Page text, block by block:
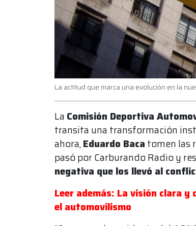
La actitud que marca una evolución en la
La Comisión Deportiva
transita una transformación
ahora,Eduardo Baca tomen las
pasó por Carburando Radio y
negativa que los llevó al
Leer además: La visión clara
el automovilismo